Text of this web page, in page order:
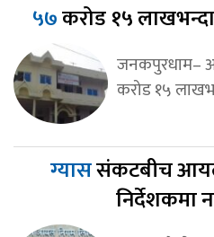
५७करोड १५
जनकपुरधाम–
करोड १५
ग्याससंकटबीच आयल
निर्देशकमा